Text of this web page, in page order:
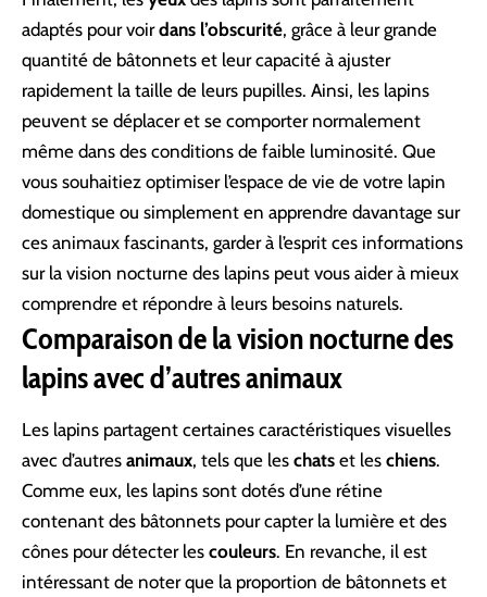
adaptés pour voirdans l’obscurité, grâce à leur grande
quantité de bâtonnets et leur capacité à ajuster
rapidement la taille de leurs pupilles. Ainsi, les lapins
peuvent se déplacer et se comporter normalement
même dans des conditions de faible luminosité. Que
vous souhaitiez optimiser l’espace de vie de votre lapin
domestique ou simplement en apprendre davantage sur
ces animaux fascinants, garder à l’esprit ces informations
sur la vision nocturne des lapins peut vous aider à mieux
comprendre et répondre à leurs besoins naturels.
Comparaison de la vision nocturne des
lapins avec d’autres animaux
Les lapins partagent certaines caractéristiques visuelles
avec d’autres animaux, tels que les chats et les chiens.
Comme eux, les lapins sont dotés d’une rétine
contenant des bâtonnets pour capter la lumière et des
cônes pour détecter les couleurs. En revanche, il est
intéressant de noter que la proportion de bâtonnets et